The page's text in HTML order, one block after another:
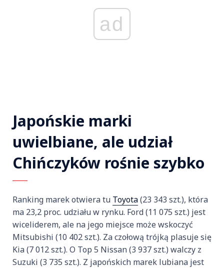
ad
Japońskie marki
uwielbiane, ale udział
Chińczyków rośnie szybko
Ranking marek otwiera tu Toyota(23 343 szt.), która
ma 23,2 proc. udziału w rynku. Ford (11 075 szt.) jest
wiceliderem, ale na jego miejsce może wskoczyć
Mitsubishi (10 402 szt.). Za czołową trójką plasuje się
Kia (7 012 szt.). O Top 5 Nissan (3 937 szt.) walczy z
Suzuki (3 735 szt.). Z japońskich marek lubiana jest